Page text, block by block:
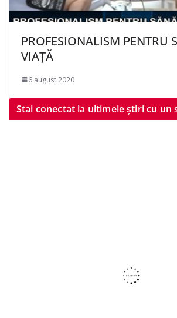
PROFESIONALISM PENTRU
VIAȚĂ
6 august 2020
Stai conectat la ultimele știri cu un